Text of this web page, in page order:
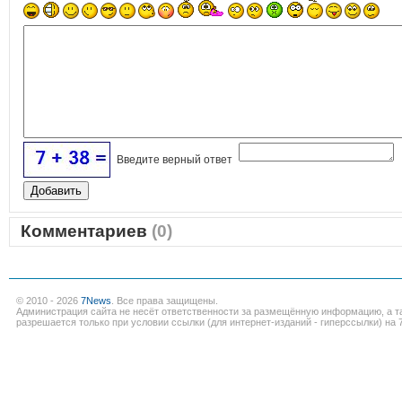
Введите верный ответ
Комментариев (0)
© 2010 - 2026 7News . Все права защищены.
Администрация сайта не несёт ответственности за размещённую информацию, а
разрешается только при условии ссылки (для интернет-изданий - гиперссылки) на